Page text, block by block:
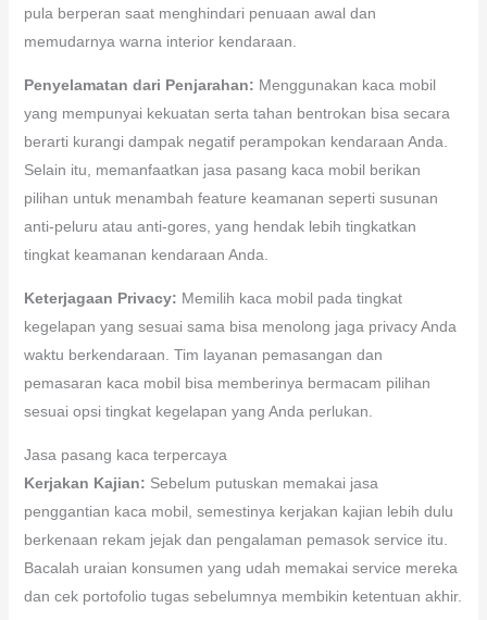
pula berperan saat menghindari penuaan awal dan
memudarnya warna interior kendaraan.
Penyelamatan dari Penjarahan: Menggunakan kaca mobil
yang mempunyai kekuatan serta tahan bentrokan bisa secara
berarti kurangi dampak negatif perampokan kendaraan Anda.
Selain itu, memanfaatkan jasa pasang kaca mobil berikan
pilihan untuk menambah feature keamanan seperti susunan
anti-peluru atau anti-gores, yang hendak lebih tingkatkan
tingkat keamanan kendaraan Anda.
Keterjagaan Privacy: Memilih kaca mobil pada tingkat
kegelapan yang sesuai sama bisa menolong jaga privacy Anda
waktu berkendaraan. Tim layanan pemasangan dan
pemasaran kaca mobil bisa memberinya bermacam pilihan
sesuai opsi tingkat kegelapan yang Anda perlukan.
Jasa pasang kaca terpercaya
Kerjakan Kajian: Sebelum putuskan memakai jasa
penggantian kaca mobil, semestinya kerjakan kajian lebih dulu
berkenaan rekam jejak dan pengalaman pemasok service itu.
Bacalah uraian konsumen yang udah memakai service mereka
dan cek portofolio tugas sebelumnya membikin ketentuan akhir.